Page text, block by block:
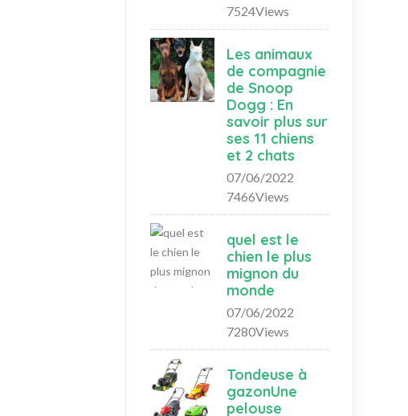
7524Views
Les animaux
de compagnie
de Snoop
Dogg : En
savoir plus sur
ses 11 chiens
et 2 chats
07/06/2022
7466Views
quel est le
chien le plus
mignon du
monde
07/06/2022
7280Views
Tondeuse à
gazonUne
pelouse